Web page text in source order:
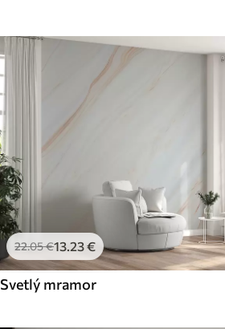
22.05€13 .23€
Svetlý mramor